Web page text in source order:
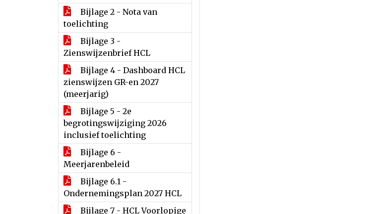
Bijlage 2 - Nota van
toelichting
Bijlage 3 -
Zienswijzenbrief HCL
Bijlage 4 - Dashboard HCL
zienswijzen GR-en 2027
(meerjarig)
Bijlage 5 - 2e
begrotingswijziging 2026
inclusief toelichting
Bijlage 6 -
Meerjarenbeleid
Bijlage 6.1 -
Ondernemingsplan 2027 HCL
Bijlage 7 - HCL Voorlopige